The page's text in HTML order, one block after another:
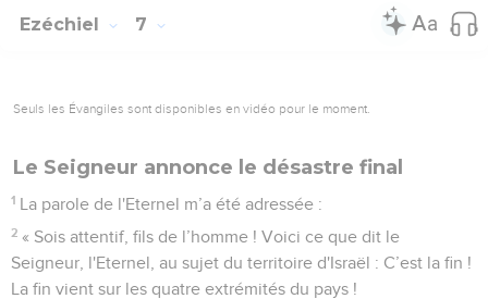
Ezéchiel 7
Seuls les Évangiles sont disponibles en vidéo pour le moment.
Le Seigneur annonce le désastre final
1 La parole de l'Eternel m’a été adressée :
2 « Sois attentif, fils de l’homme ! Voici ce que dit le
Seigneur, l'Eternel, au sujet du territoire d'Israël : C’est la fin !
La fin vient sur les quatre extrémités du pays !